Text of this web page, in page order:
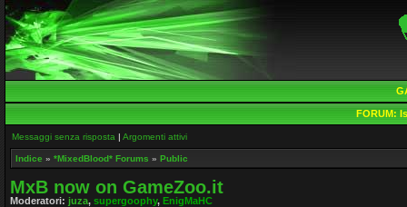
FORUM:
Messaggi senza risposta | Argomenti attivi
Indice » *MixedBlood* Forums » Public
MxB now on GameZoo.it
Moderatori: juza, supergoophy, EnigMaHC